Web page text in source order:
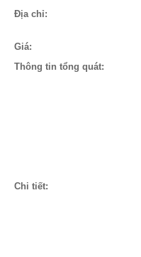
Địa chỉ:
Giá:
Thông tin tổng quát:
Chi tiết: